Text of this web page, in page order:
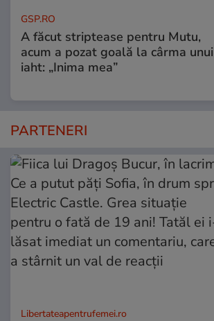
GSP.RO
A făcut striptease pentru Mutu,
acum a pozat goală la cârma unui
iaht: „Inima mea”
PARTENERI
Libertateapentrufemei.ro